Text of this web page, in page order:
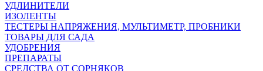
УДЛИНИТЕЛИ
ИЗОЛЕНТЫ
ТЕСТЕРЫ НАПРЯЖЕНИЯ, МУЛЬТИМЕТР, ПРОБНИКИ
ТОВАРЫ ДЛЯ САДА
УДОБРЕНИЯ
ПРЕПАРАТЫ
СРЕДСТВА ОТ СОРНЯКОВ